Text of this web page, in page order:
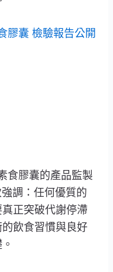
膠囊 檢驗報告公開
食膠囊的產品監製
調：任何優質的
正突破代謝停滯
飲食習慣與良好